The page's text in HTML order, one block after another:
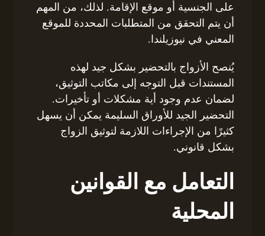
على الجنسية أو موقع الإقامة. لذلك، من المهم
أن يتم التحقق من المتطلبات المحددة للموقع
المعني في نيوزيلندا.
يُنصح الأزواج بالتحضير بشكل جيد لهذه
المستندات قبل التوجه إلى مكاتب التوثيق،
لضمان عدم وجود أية مشكلات أو تأخيرات.
التحضير الجيد للأوراق السليمة يمكن أن يسهل
كثيرًا من الإجراءات اللازمة لتوثيق الزواج
بشكل قانوني.
التعامل مع القوانين
المحلية